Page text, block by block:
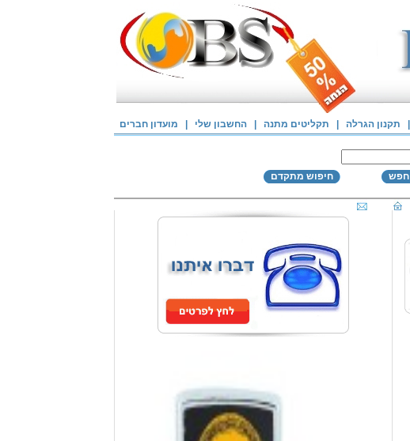
תקנון הגרלה תקליטים מתנה החשבון שלי מועדון חברים
חפש חיפוש מתקדם